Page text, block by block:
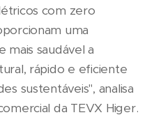
com zero
uma
mais saudável a
rápido e eficiente
sustentáveis", analisa
da TEVX Higer.